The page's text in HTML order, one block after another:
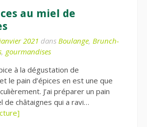
au miel de
2021 dans Boulange, Brunch-
, gourmandises
à la dégustation de
le pain d’épices en est une que
J’ai préparer un pain
de châtaignes qui a ravi…